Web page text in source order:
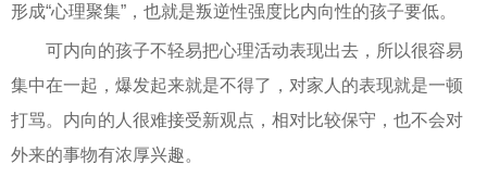
形成“心理聚集”，也就是叛逆性强度比内向性的孩子要低。
可内向的孩子不轻易把心理活动表现出去，所以很容易
集中在一起，爆发起来就是不得了，对家人的表现就是一顿
打骂。内向的人很难接受新观点，相对比较保守，也不会对
外来的事物有浓厚兴趣。